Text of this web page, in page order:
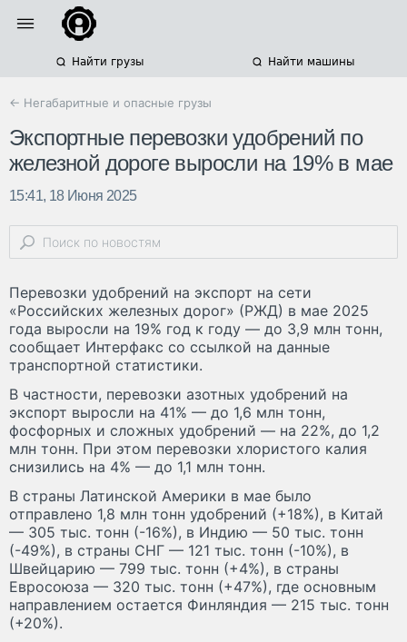
Найти грузы Найти машины
← Негабаритные и опасные грузы
Экспортные перевозки удобрений по
железной дороге выросли на 19% в мае
15:41, 18 Июня 2025
Перевозки удобрений на экспорт на сети
«Российских железных дорог» (РЖД) в мае 2025
года выросли на 19% год к году — до 3,9 млн тонн,
сообщает Интерфакс со ссылкой на данные
транспортной статистики.
В частности, перевозки азотных удобрений на
экспорт выросли на 41% — до 1,6 млн тонн,
фосфорных и сложных удобрений — на 22%, до 1,2
млн тонн. При этом перевозки хлористого калия
снизились на 4% — до 1,1 млн тонн.
В страны Латинской Америки в мае было
отправлено 1,8 млн тонн удобрений (+18%), в Китай
— 305 тыс. тонн (-16%), в Индию — 50 тыс. тонн
(-49%), в страны СНГ — 121 тыс. тонн (-10%), в
Швейцарию — 799 тыс. тонн (+4%), в страны
Евросоюза — 320 тыс. тонн (+47%), где основным
направлением остается Финляндия — 215 тыс. тонн
(+20%).